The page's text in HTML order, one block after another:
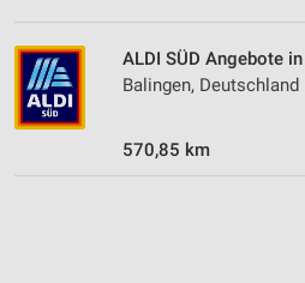
ALDI SÜD Angebote
Balingen, Deutschland
570,85 km